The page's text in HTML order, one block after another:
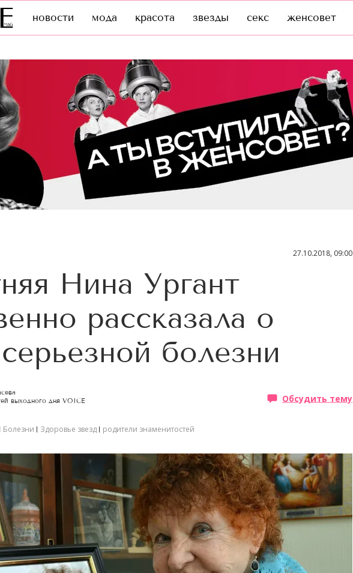
новости мода красота звезды секс женсовет
27.10.2018, 09:00
Нина Ургант
рассказала о
болезни
выходного дня VOICE
Обсудить тему
Болезни Здоровье звезд родители знаменитостей